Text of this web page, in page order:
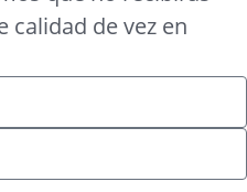
calidad de vez en